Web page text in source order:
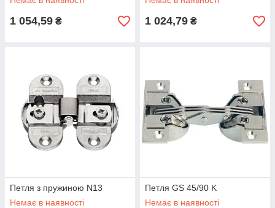
1 054,59 ₴ 1 024,79 ₴
Петля з пружиною N13
Немає в наявності
Петля GS 45/90 K
Немає в наявності